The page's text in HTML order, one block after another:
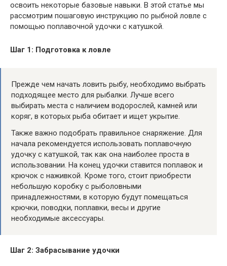
освоить некоторые базовые навыки. В этой статье мы
рассмотрим пошаговую инструкцию по рыбной ловле с
помощью поплавочной удочки с катушкой.
Шаг 1: Подготовка к ловле
Прежде чем начать ловить рыбу, необходимо выбрать
подходящее место для рыбалки. Лучше всего
выбирать места с наличием водорослей, камней или
коряг, в которых рыба обитает и ищет укрытие.
Также важно подобрать правильное снаряжение. Для
начала рекомендуется использовать поплавочную
удочку с катушкой, так как она наиболее проста в
использовании. На конец удочки ставится поплавок и
крючок с наживкой. Кроме того, стоит приобрести
небольшую коробку с рыболовными
принадлежностями, в которую будут помещаться
крючки, поводки, поплавки, весы и другие
необходимые аксессуары.
Шаг 2: Забрасывание удочки